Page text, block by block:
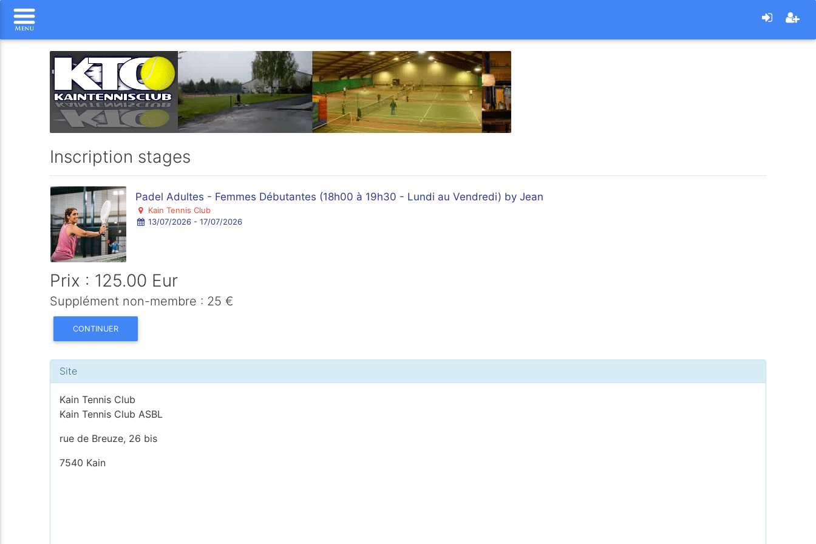
Inscription stages
Padel Adultes - Femmes Débutantes (18h00 à 19h30 - Lundi au Vendredi) by Jean
Kain Tennis Club
13/07/2026 - 17/07/2026
Prix : 125.00 Eur
Supplément non-membre : 25 €
CONTINUER
Site
Kain Tennis Club
Kain Tennis Club ASBL
rue de Breuze, 26 bis
7540 Kain